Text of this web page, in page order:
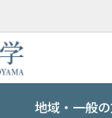
地域・一般